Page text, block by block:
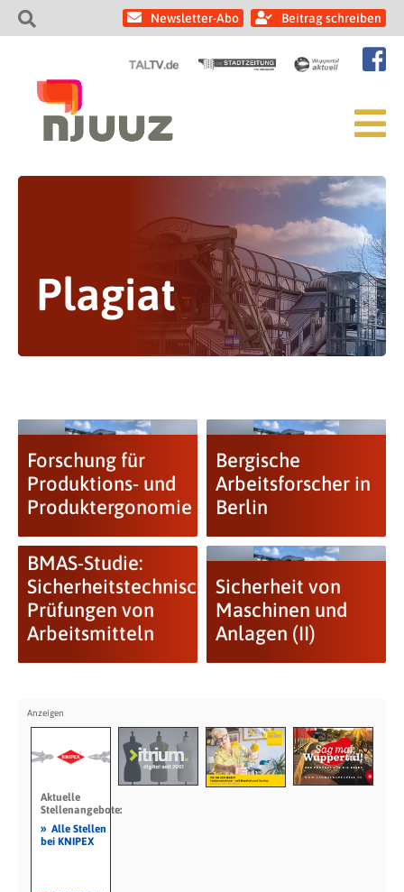
Newsletter-Abo Beitrag schreiben
Plagiat
Forschung für
Produktions- und
Produktergonomie
Bergische
Arbeitsforscher in
Berlin
BMAS-Studie:
Sicherheitstechnische
Prüfungen von
Arbeitsmitteln
Sicherheit von
Maschinen und
Anlagen (II)
Aktuelle
Stellenangebote:
» Alle Stellen
bei KNIPEX